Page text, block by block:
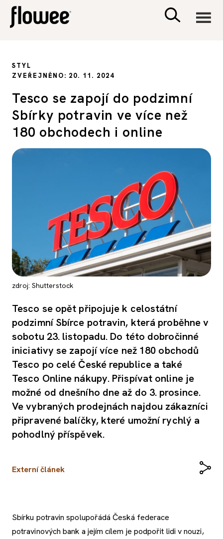
PSYCHOLOGIE
PORADNA
STYL
ZVEŘEJNĚNO: 20. 11. 2024
Tesco se zapojí do podzimní
Sbírky potravin ve více než
180 obchodech i online
zdroj: Shutterstock
Tesco se opět připojuje k celostátní
podzimní Sbírce potravin, která proběhne v
sobotu 23. listopadu. Do této dobročinné
iniciativy se zapojí více než 180 obchodů
Tesco po celé České republice a také
Tesco Online nákupy. Přispívat online je
možné od dnešního dne až do 3. prosince.
Ve vybraných prodejnách najdou zákazníci
připravené balíčky, které umožní rychlý a
pohodlný příspěvek.
Externí článek
Sbírku potravin spolupořádá Česká federace
potravinových bank a jejím cílem je podpořit lidi v nouzi,